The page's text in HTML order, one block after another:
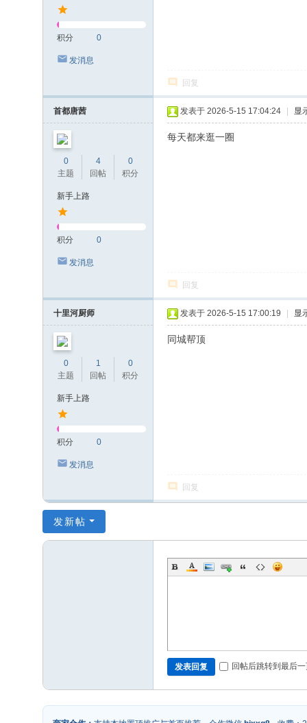
积分 0
发消息
回复
首都唐茜
0
主题
4
回帖
0
积分
新手上路
积分 0
发消息
发表于 2026-5-15 17:04:24 显
每天都来逛一圈
回复
十里河厨师
0
主题
1
回帖
0
积分
新手上路
积分 0
发消息
发表于 2026-5-15 17:00:19 显
同城帮顶
回复
发新帖
发表回复 回帖后跳转到最后